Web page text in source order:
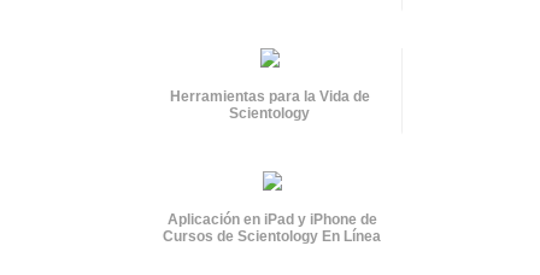
Herramientas para la Vida de
Scientology
Aplicación en iPad y iPhone de
Cursos de Scientology En Línea